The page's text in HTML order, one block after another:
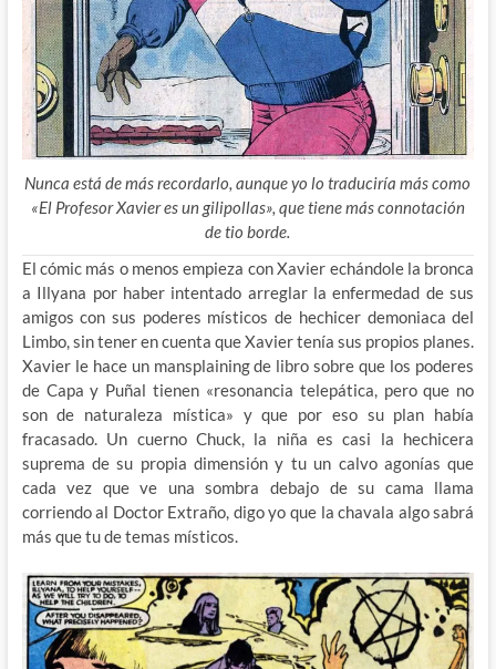
Nunca está de más recordarlo, aunque yo lo traduciría más como
«El Profesor Xavier es un gilipollas», que tiene más connotación
de tio borde.
El cómic más o menos empieza con Xavier echándole la bronca
a Illyana por haber intentado arreglar la enfermedad de sus
amigos con sus poderes místicos de hechicer demoniaca del
Limbo, sin tener en cuenta que Xavier tenía sus propios planes.
Xavier le hace un mansplaining de libro sobre que los poderes
de Capa y Puñal tienen «resonancia telepática, pero que no
son de naturaleza mística» y que por eso su plan había
fracasado. Un cuerno Chuck, la niña es casi la hechicera
suprema de su propia dimensión y tu un calvo agonías que
cada vez que ve una sombra debajo de su cama llama
corriendo al Doctor Extraño, digo yo que la chavala algo sabrá
más que tu de temas místicos.